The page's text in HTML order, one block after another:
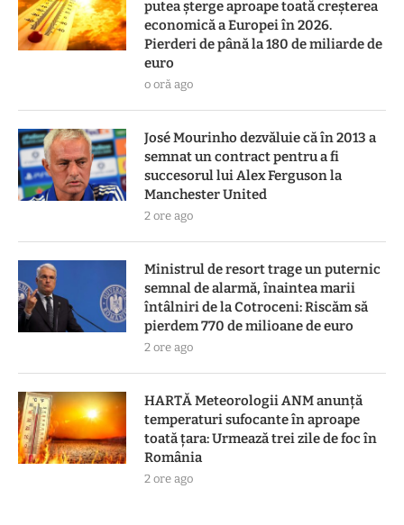
putea șterge aproape toată creșterea
economică a Europei în 2026.
Pierderi de până la 180 de miliarde de
euro
o oră ago
José Mourinho dezvăluie că în 2013 a
semnat un contract pentru a fi
succesorul lui Alex Ferguson la
Manchester United
2 ore ago
Ministrul de resort trage un puternic
semnal de alarmă, înaintea marii
întâlniri de la Cotroceni: Riscăm să
pierdem 770 de milioane de euro
2 ore ago
HARTĂ Meteorologii ANM anunță
temperaturi sufocante în aproape
toată țara: Urmează trei zile de foc în
România
2 ore ago